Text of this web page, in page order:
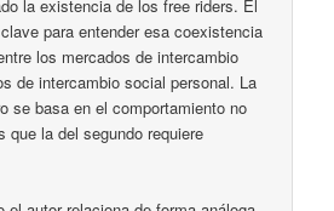
la existencia de los free riders. El
para entender esa coexistencia
los mercados de intercambio
de intercambio social personal. La
se basa en el comportamiento no
que la del segundo requiere